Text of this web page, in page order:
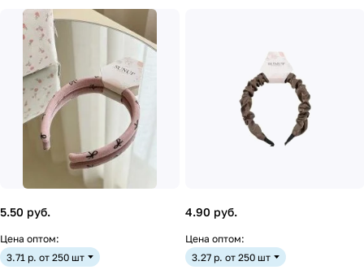
5.50 руб.
Цена оптом:
3.71 р. от 250 шт
4.90 руб.
Цена оптом:
3.27 р. от 250 шт